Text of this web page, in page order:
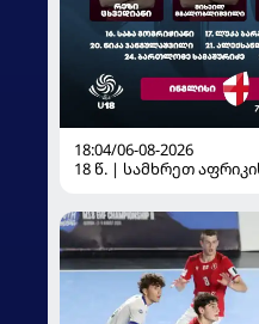
18:04/06-08-2026
18 წ. | სამხრეთ